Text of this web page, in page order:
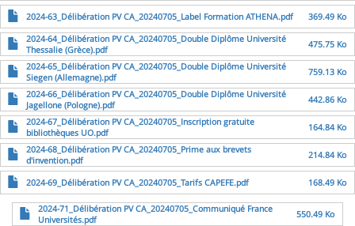
Fichier2024-63_Délibération PV CA_20240705_Label Formation ATHENA.pdf 369.49 Ko
Fichier2024-64_Délibération PV CA_20240705_Double Diplôme Université
Thessalie (Grèce).pdf
475.75 Ko
Fichier2024-65_Délibération PV CA_20240705_Double Diplôme Université
Siegen (Allemagne).pdf
759.13 Ko
Fichier2024-66_Délibération PV CA_20240705_Double Diplôme Université
Jagellone (Pologne).pdf
442.86 Ko
Fichier2024-67_Délibération PV CA_20240705_Inscription gratuite
bibliothèques UO.pdf
164.84 Ko
Fichier2024-68_Délibération PV CA_20240705_Prime aux brevets
d'invention.pdf
214.84 Ko
Fichier2024-69_Délibération PV CA_20240705_Tarifs CAPEFE.pdf 168.49 Ko
Fichier2024-71_Délibération PV CA_20240705_Communiqué France
Universités.pdf
550.49 Ko